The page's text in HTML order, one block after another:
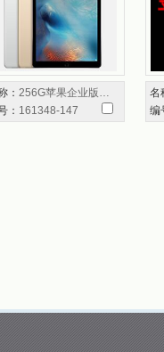
： 256G苹果企业版…
： 161348-147
名
编